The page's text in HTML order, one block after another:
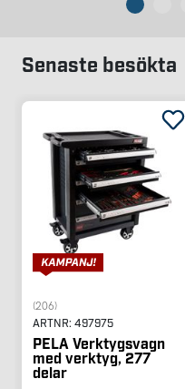
Senaste besökta
(206)
ARTNR: 497975
PELA Verktygsvagn
med verktyg, 277
delar